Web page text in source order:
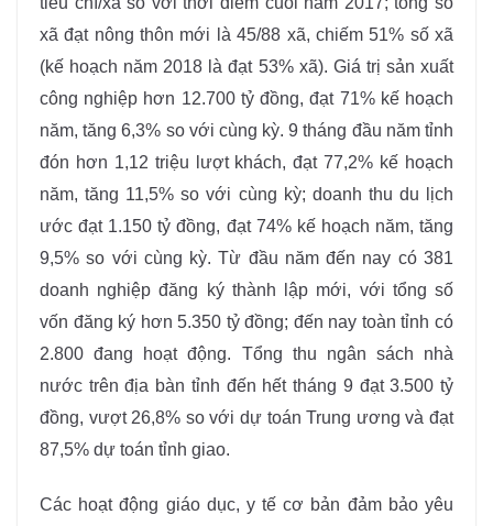
xã đạt nông thôn mới là 45/88 xã, chiếm 51% số xã
(kế hoạch năm 2018 là đạt 53% xã). Giá trị sản xuất
công nghiệp hơn 12.700 tỷ đồng, đạt 71% kế hoạch
năm, tăng 6,3% so với cùng kỳ. 9 tháng đầu năm tỉnh
đón hơn 1,12 triệu lượt khách, đạt 77,2% kế hoạch
năm, tăng 11,5% so với cùng kỳ; doanh thu du lịch
ước đạt 1.150 tỷ đồng, đạt 74% kế hoạch năm, tăng
9,5% so với cùng kỳ. Từ đầu năm đến nay có 381
doanh nghiệp đăng ký thành lập mới, với tổng số
vốn đăng ký hơn 5.350 tỷ đồng; đến nay toàn tỉnh có
2.800 đang hoạt động. Tổng thu ngân sách nhà
nước trên địa bàn tỉnh đến hết tháng 9 đạt 3.500 tỷ
đồng, vượt 26,8% so với dự toán Trung ương và đạt
87,5% dự toán tỉnh giao.
Các hoạt động giáo dục, y tế cơ bản đảm bảo yêu